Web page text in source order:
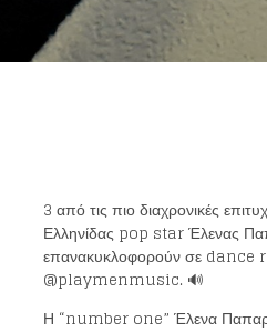
3 από τις πιο διαχρονικές
Ελληνίδας pop star Έλενας
επανακυκλοφορούν σε dance
@playmenmusic. 🔊
Η “number one” Έλενα